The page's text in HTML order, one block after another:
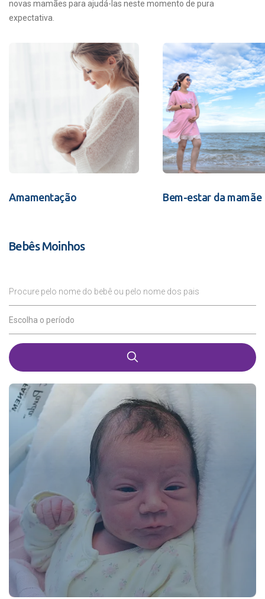
novas mamães para ajudá-las neste momento de pura
expectativa.
Amamentação Bem-estar da mamãe
Bebês Moinhos
Procure pelo nome do bebê ou pelo nome dos pais
Escolha o período